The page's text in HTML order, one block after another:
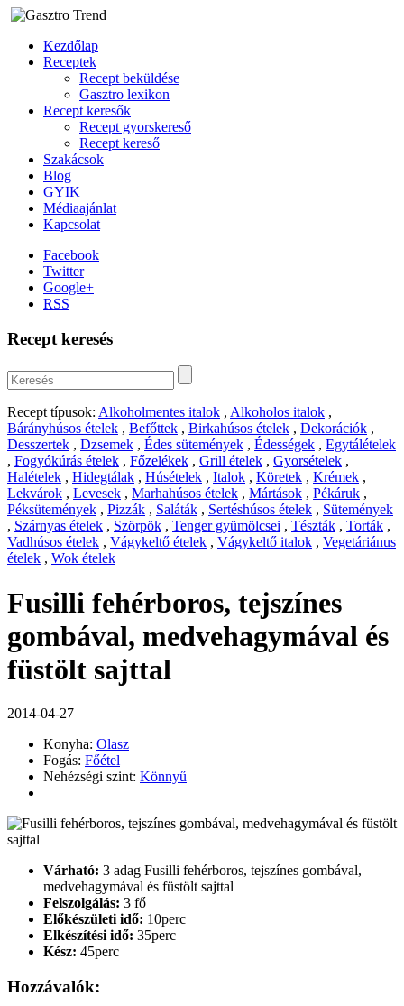
Kezdőlap
Receptek
Recept beküldése
Gasztro lexikon
Recept keresők
Recept gyorskereső
Recept kereső
Szakácsok
Blog
GYIK
Médiaajánlat
Kapcsolat
Facebook
Twitter
Google+
RSS
Recept keresés
Recept típusok: Alkoholmentes italok , Alkoholos italok ,
Bárányhúsos ételek , Befőttek , Birkahúsos ételek , Dekorációk ,
Desszertek , Dzsemek , Édes sütemények , Édességek , Egytálételek
, Fogyókúrás ételek , Főzelékek , Grill ételek , Gyorsételek ,
Halételek , Hidegtálak , Húsételek , Italok , Köretek , Krémek ,
Lekvárok , Levesek , Marhahúsos ételek , Mártások , Pékáruk ,
Péksütemények , Pizzák , Saláták , Sertéshúsos ételek , Sütemények
, Szárnyas ételek , Szörpök , Tenger gyümölcsei , Tészták , Torták ,
Vadhúsos ételek , Vágykeltő ételek , Vágykeltő italok , Vegetáriánus
ételek , Wok ételek
Fusilli fehérboros, tejszínes
gombával, medvehagymával és
füstölt sajttal
2014-04-27
Konyha: Olasz
Fogás: Főétel
Nehézségi szint: Könnyű
Várható: 3 adag Fusilli fehérboros, tejszínes gombával,
medvehagymával és füstölt sajttal
Felszolgálás: 3 fő
Előkészületi idő: 10perc
Elkészítési idő: 35perc
Kész: 45perc
Hozzávalók: